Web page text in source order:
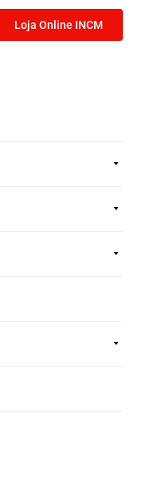
Loja Online INCM